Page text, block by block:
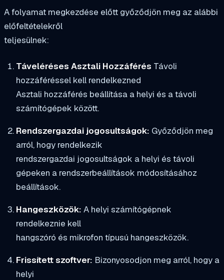
A folyamat megkezdése előtt győződjön meg az alábbi
előfeltételekről
teljesülnek:
Táveléréses Asztali Hozzáférés Távoli
hozzáféréssel kell rendelkezned
Asztali hozzáférés beállítása a helyi és a távoli
számítógépek között.
Rendszergazdai jogosultságok: Győződjön meg
arról, hogy rendelkezik
rendszergazdai jogosultságok a helyi és távoli
gépeken a rendszerbeállítások módosításához
beállítások.
Hangeszközök: A helyi számítógépnek
rendelkeznie kell
hangszóró és mikrofon típusú hangeszközök.
Frissített szoftver: Bizonyosodjon meg arról, hogy a
helyi